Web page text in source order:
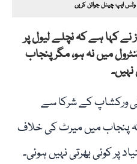
وٹس ایپ چینل جوائن کریں
نے کہا ہے کہ نچلے لیول پر
میں نہ ہو، مگر پنجاب
ورکشاپ کے شرکا سے
کہ پنجاب میں میرٹ کی خلاف
پر کوئی بھرتی نہیں ہوئی۔